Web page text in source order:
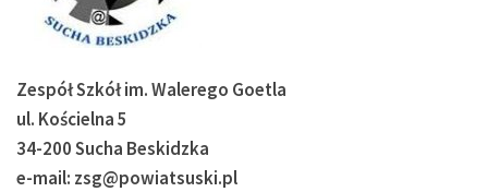
Zespół Szkół im. Walerego Goetla
ul. Kościelna 5
34-200 Sucha Beskidzka
e-mail: zsg@powiatsuski.pl